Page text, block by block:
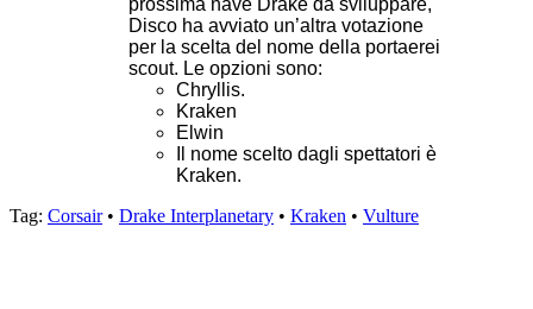
Disco ha avviato un’altra votazione
per la scelta del nome della portaerei
scout. Le opzioni sono:
Chryllis.
Kraken
Elwin
Il nome scelto dagli spettatori è
Kraken.
Tag: Corsair• Drake Interplanetary • Kraken • Vulture